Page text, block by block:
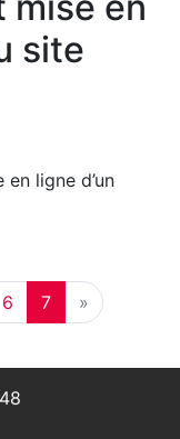
site
ligne d’un
6 7 »